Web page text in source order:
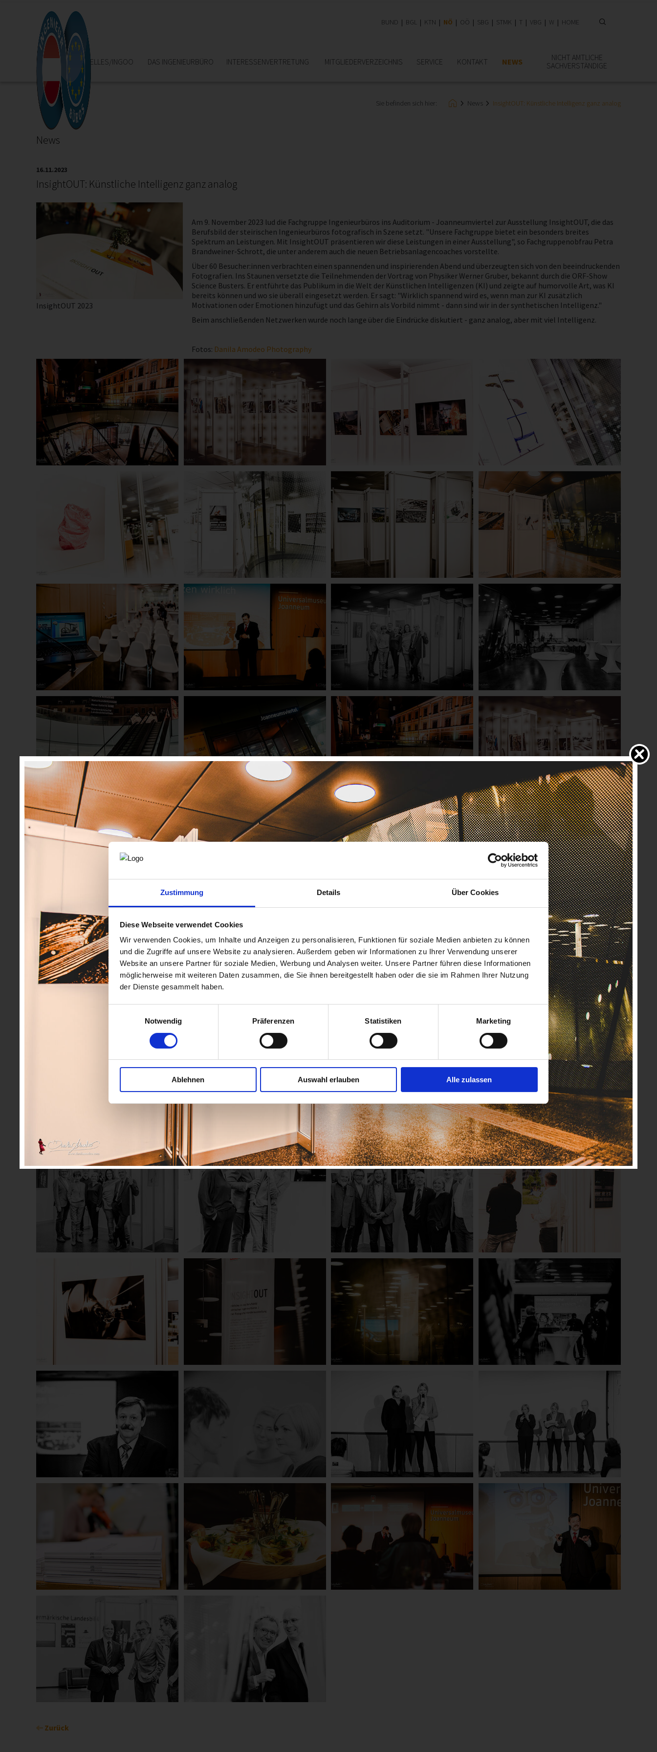
Zustimmung Details Über Cookies
Diese Webseite verwendet Cookies
Wir verwenden Cookies, um Inhalte und Anzeigen zu personalisieren, Funktionen für soziale Medien anbieten zu können
und die Zugriffe auf unsere Website zu analysieren. Außerdem geben wir Informationen zu Ihrer Verwendung unserer
Website an unsere Partner für soziale Medien, Werbung und Analysen weiter. Unsere Partner führen diese Informationen
möglicherweise mit weiteren Daten zusammen, die Sie ihnen bereitgestellt haben oder die sie im Rahmen Ihrer Nutzung
der Dienste gesammelt haben.
Notwendig
Präferenzen Statistiken Marketing
Ablehnen Auswahl erlauben Alle zulassen
BUND BGL KTN NÖ OÖ SBG STMK T VBG W HOME
HOME AKTUELLES/INGOO DAS INGENIEURBÜRO INTERESSEN­VERTRETUNG MITGLIEDER­VERZEICHNIS SERVICE KONTAKT NEWS
NICHT AMTLICHE
SACHVERSTÄNDIGE
Sie befinden sich hier: News InsightOUT: Künstliche Intelligenz ganz analog
News
16.11.2023
InsightOUT: Künstliche Intelligenz ganz analog
InsightOUT 2023
Am 9. November 2023 lud die Fachgruppe Ingenieurbüros ins Auditorium - Joanneumviertel zur Ausstellung InsightOUT, die das
Berufsbild der steirischen Ingenieurbüros fotografisch in Szene setzt. "Unsere Fachgruppe bietet ein besonders breites
Spektrum an Leistungen. Mit InsightOUT präsentieren wir diese Leistungen in einer Ausstellung", so Fachgruppenobfrau Petra
Brandweiner-Schrott, die unter anderem auch die neuen Betriebsanlagencoaches vorstellte.
Über 60 Besucher:innen verbrachten einen spannenden und inspirierenden Abend und überzeugten sich von den beeindruckenden
Fotografien. Ins Staunen versetzte die Teilnehmenden der Vortrag von Physiker Werner Gruber, bekannt durch die ORF-Show
Science Busters. Er entführte das Publikum in die Welt der Künstlichen Intelligenzen (KI) und zeigte auf humorvolle Art, was KI
bereits können und wo sie überall eingesetzt werden. Er sagt: "Wirklich spannend wird es, wenn man zur KI zusätzlich
Motivationen oder Emotionen hinzufügt und das Gehirn als Vorbild nimmt - dann sind wir in der synthetischen Intelligenz."
Beim anschließenden Netzwerken wurde noch lange über die Eindrücke diskutiert - ganz analog, aber mit viel Intelligenz.
Fotos: Danila Amodeo Photography
Zurück